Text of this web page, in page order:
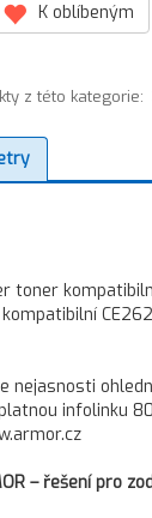
K oblíbeným
z této kategorie:
toner
nejasnosti
infolinku
– řešení pro